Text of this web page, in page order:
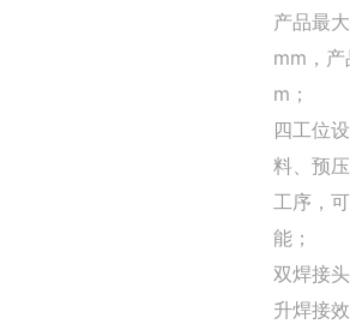
产品最
mm，
m；
四工位
料、预
工序，
能；
双焊接
升焊接效